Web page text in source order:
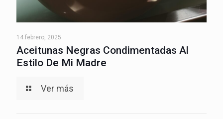
14 febrero, 2025
Aceitunas Negras Condimentadas Al
Estilo De Mi Madre
Ver más